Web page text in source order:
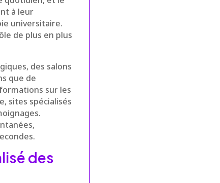
à leur
universitaire.
de plus en plus
des salons
que de
sur les
sites spécialisés
des